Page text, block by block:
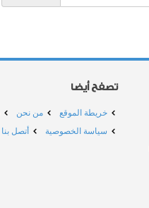
تصفح أيضا
خريطة الموقع من نحن
سياسة الخصوصية
أتصل بنا